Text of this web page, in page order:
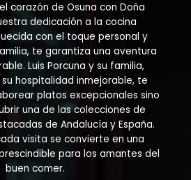
corazón de Osuna con Doña
dedicación a la cocina
con el toque personal y
te garantiza una aventura
Luis Porcuna y su familia,
hospitalidad inmejorable, te
platos excepcionales sino
una de las colecciones de
de Andalucía y España.
visita se convierte en una
para los amantes del
buen comer.